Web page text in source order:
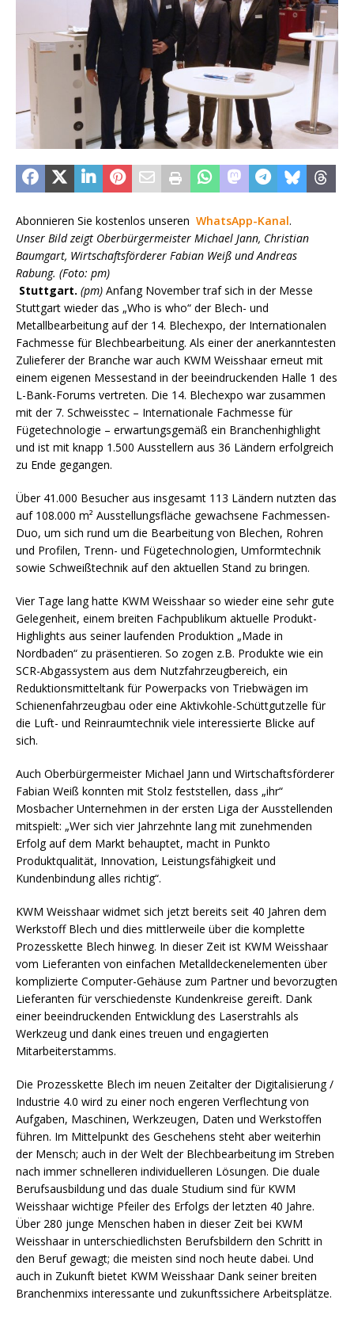
Abonnieren Sie kostenlos unseren WhatsApp-Kanal.
Unser Bild zeigt Oberbürgermeister Michael Jann, Christian
Baumgart, Wirtschaftsförderer Fabian Weiß und Andreas
Rabung. (Foto: pm)
Stuttgart. (pm) Anfang November traf sich in der Messe
Stuttgart wieder das „Who is who“ der Blech- und
Metallbearbeitung auf der 14. Blechexpo, der Internationalen
Fachmesse für Blechbearbeitung. Als einer der anerkanntesten
Zulieferer der Branche war auch KWM Weisshaar erneut mit
einem eigenen Messestand in der beeindruckenden Halle 1 des
L-Bank-Forums vertreten. Die 14. Blechexpo war zusammen
mit der 7. Schweisstec – Internationale Fachmesse für
Fügetechnologie – erwartungsgemäß ein Branchenhighlight
und ist mit knapp 1.500 Ausstellern aus 36 Ländern erfolgreich
zu Ende gegangen.
Über 41.000 Besucher aus insgesamt 113 Ländern nutzten das
auf 108.000 m² Ausstellungsfläche gewachsene Fachmessen-
Duo, um sich rund um die Bearbeitung von Blechen, Rohren
und Profilen, Trenn- und Fügetechnologien, Umformtechnik
sowie Schweißtechnik auf den aktuellen Stand zu bringen.
Vier Tage lang hatte KWM Weisshaar so wieder eine sehr gute
Gelegenheit, einem breiten Fachpublikum aktuelle Produkt-
Highlights aus seiner laufenden Produktion „Made in
Nordbaden“ zu präsentieren. So zogen z.B. Produkte wie ein
SCR-Abgassystem aus dem Nutzfahrzeugbereich, ein
Reduktionsmitteltank für Powerpacks von Triebwägen im
Schienenfahrzeugbau oder eine Aktivkohle-Schüttgutzelle für
die Luft- und Reinraumtechnik viele interessierte Blicke auf
sich.
Auch Oberbürgermeister Michael Jann und Wirtschaftsförderer
Fabian Weiß konnten mit Stolz feststellen, dass „ihr“
Mosbacher Unternehmen in der ersten Liga der Ausstellenden
mitspielt: „Wer sich vier Jahrzehnte lang mit zunehmenden
Erfolg auf dem Markt behauptet, macht in Punkto
Produktqualität, Innovation, Leistungsfähigkeit und
Kundenbindung alles richtig“.
KWM Weisshaar widmet sich jetzt bereits seit 40 Jahren dem
Werkstoff Blech und dies mittlerweile über die komplette
Prozesskette Blech hinweg. In dieser Zeit ist KWM Weisshaar
vom Lieferanten von einfachen Metalldeckenelementen über
komplizierte Computer-Gehäuse zum Partner und bevorzugten
Lieferanten für verschiedenste Kundenkreise gereift. Dank
einer beeindruckenden Entwicklung des Laserstrahls als
Werkzeug und dank eines treuen und engagierten
Mitarbeiterstamms.
Die Prozesskette Blech im neuen Zeitalter der Digitalisierung /
Industrie 4.0 wird zu einer noch engeren Verflechtung von
Aufgaben, Maschinen, Werkzeugen, Daten und Werkstoffen
führen. Im Mittelpunkt des Geschehens steht aber weiterhin
der Mensch; auch in der Welt der Blechbearbeitung im Streben
nach immer schnelleren individuelleren Lösungen. Die duale
Berufsausbildung und das duale Studium sind für KWM
Weisshaar wichtige Pfeiler des Erfolgs der letzten 40 Jahre.
Über 280 junge Menschen haben in dieser Zeit bei KWM
Weisshaar in unterschiedlichsten Berufsbildern den Schritt in
den Beruf gewagt; die meisten sind noch heute dabei. Und
auch in Zukunft bietet KWM Weisshaar Dank seiner breiten
Branchenmixs interessante und zukunftssichere Arbeitsplätze.